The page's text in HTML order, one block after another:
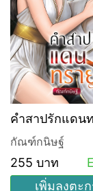
คำสาปรักแดน
รีส์ชุด อ้อมกอด
ออน ลำดับที่ 1)
กัณฑ์กนิษฐ์
255 บาท
เพิ่มลงตะ